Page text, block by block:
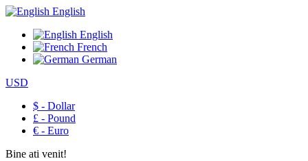
English
English
French
German
USD
$ - Dollar
£ - Pound
€ - Euro
Bine ati venit!